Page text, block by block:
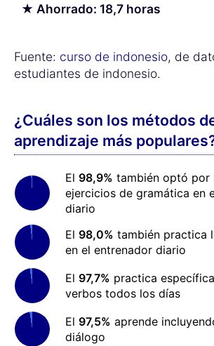
★ Ahorrado: 18,7 horas
Fuente: curso de indonesio, de
estudiantes de indonesio.
¿Cuáles son los métodos
aprendizaje más
El 98,9% también optó por
ejercicios de gramática en
diario
El 98,0% también practica
en el entrenador diario
El 97,7% practica
verbos todos los días
El 97,5% aprende
diálogo